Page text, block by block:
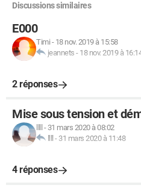
Discussions similaires
E000
Timi - 18 nov. 2019 à 15:58
jeannets - 18 nov. 2019 à
2 réponses
Mise sous tension et
- 31 mars 2020 à 08:02
llll - 31 mars 2020 à 11:48
4 réponses